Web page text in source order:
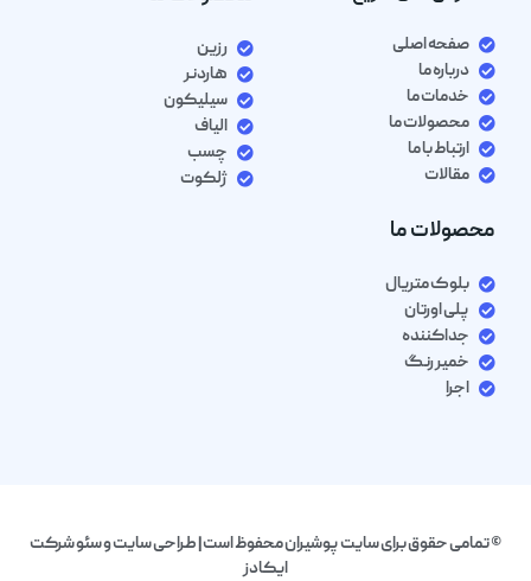
صفحه اصلی
درباره ما
خدمات ما
محصولات ما
ارتباط با ما
مقالات
رزین
هاردنر
سیلیکون
الیاف
چسب
ژلکوت
محصولات ما
بلوک متریال
پلی اورتان
جداکننده
خمیر رنگ
اجرا
© تمامی حقوق برای سایت پوشیران محفوظ است| طراحی سایت و سئو شرکت
ایکادز